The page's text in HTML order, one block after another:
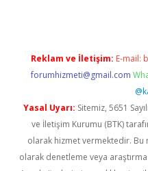
Reklam ve İletişim: E-mail:
forumhizmeti@gmail.com
Yasal Uyarı: Sitemiz, 5651
ve İletişim Kurumu (BTK)
olarak hizmet vermektedir.
olarak denetleme veya